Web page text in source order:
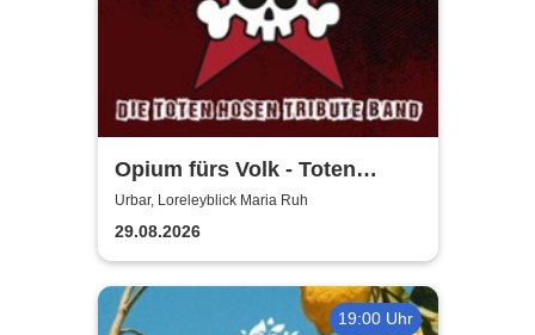
Opium fürs Volk - Toten
Hosen Tribute
Urbar, Loreleyblick Maria Ruh
29.08.2026
19:00 Uhr